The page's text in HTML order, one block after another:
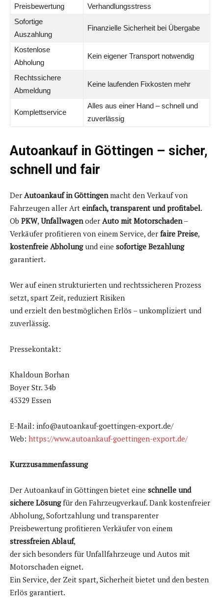
Preisbewertung
Verhandlungsstress
Sofortige
Auszahlung
Finanzielle Sicherheit bei Übergabe
Kostenlose
Abholung
Kein eigener Transport notwendig
Rechtssichere
Abmeldung
Keine laufenden Fixkosten mehr
Komplettservice
Alles aus einer Hand – schnell und
zuverlässig
Autoankauf in Göttingen – sicher,
schnell und fair
Der Autoankauf in Göttingenmacht den Verkauf von
Fahrzeugen aller Art einfach, transparent und profitabel.
Ob PKW, Unfallwagenoder Auto mit Motorschaden–
Verkäufer profitieren von einem Service, der faire Preise,
kostenfreie Abholungund eine sofortige Bezahlung
garantiert.
Wer auf einen strukturierten und rechtssicheren Prozess
setzt, spart Zeit, reduziert Risiken
und erzielt den bestmöglichen Erlös – unkompliziert und
zuverlässig.
Pressekontakt:
Khaldoun Borhan
Boyer Str. 34b
45329 Essen
E-Mail: info@autoankauf-goettingen-export.de/
Web: https://www.autoankauf-goettingen-export.de/
Kurzzusammenfassung
Der Autoankauf in Göttingen bietet eine schnelle und
sichere Lösungfür den Fahrzeugverkauf. Dank kostenfreier
Abholung, Sofortzahlung und transparenter
Preisbewertung profitieren Verkäufer von einem
stressfreien Ablauf,
der sich besonders für Unfallfahrzeuge und Autos mit
Motorschaden eignet.
Ein Service, der Zeit spart, Sicherheit bietet und den besten
Erlös garantiert.